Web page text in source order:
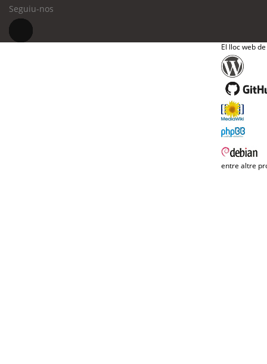
Seguiu-nos
El lloc web
entre altre